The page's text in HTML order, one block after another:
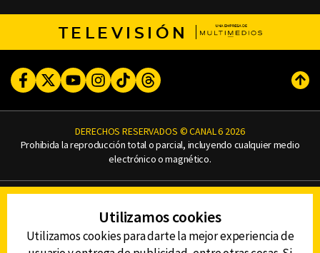
TELEVISIÓN
FacebookTwitterYoutubeInstagram
TikTokThreads
DERECHOS RESERVADOS © CANAL 6 2026
Prohibida la reproducción total o parcial, incluyendo cualquier medio
electrónico o magnético.
AVISO DE PRIVACIDAD
DEFENSORÍA DE LAS AUDIENCIAS
Utilizamos cookies
Utilizamos cookies para darte la mejor experiencia de